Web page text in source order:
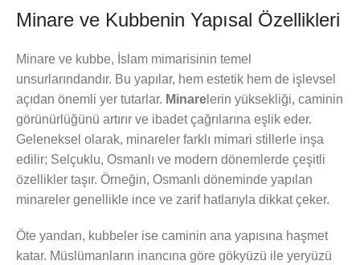
Minare ve Kubbenin Yapısal Özellikleri
Minare ve kubbe, İslam mimarisinin temel
unsurlarındandır. Bu yapılar, hem estetik hem de işlevsel
açıdan önemli yer tutarlar. Minare lerin yüksekliği, caminin
görünürlüğünü artırır ve ibadet çağrılarına eşlik eder.
Geleneksel olarak, minareler farklı mimari stillerle inşa
edilir; Selçuklu, Osmanlı ve modern dönemlerde çeşitli
özellikler taşır. Örneğin, Osmanlı döneminde yapılan
minareler genellikle ince ve zarif hatlarıyla dikkat çeker.
Öte yandan, kubbeler ise caminin ana yapısına haşmet
katar. Müslümanların inancına göre gökyüzü ile yeryüzü